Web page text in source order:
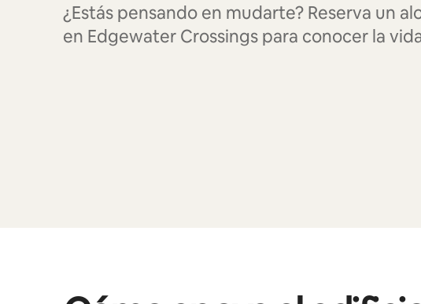
¿Estás pensando en mudarte? Reserva un
en Edgewater Crossings para conocer la